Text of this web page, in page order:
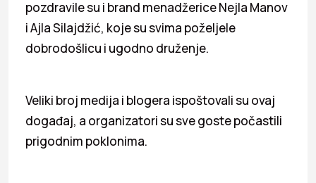
pozdravile su i brand menadžerice Nejla Manov
i Ajla Silajdžić, koje su svima poželjele
dobrodošlicu i ugodno druženje.
Veliki broj medija i blogera ispoštovali su ovaj
događaj, a organizatori su sve goste počastili
prigodnim poklonima.